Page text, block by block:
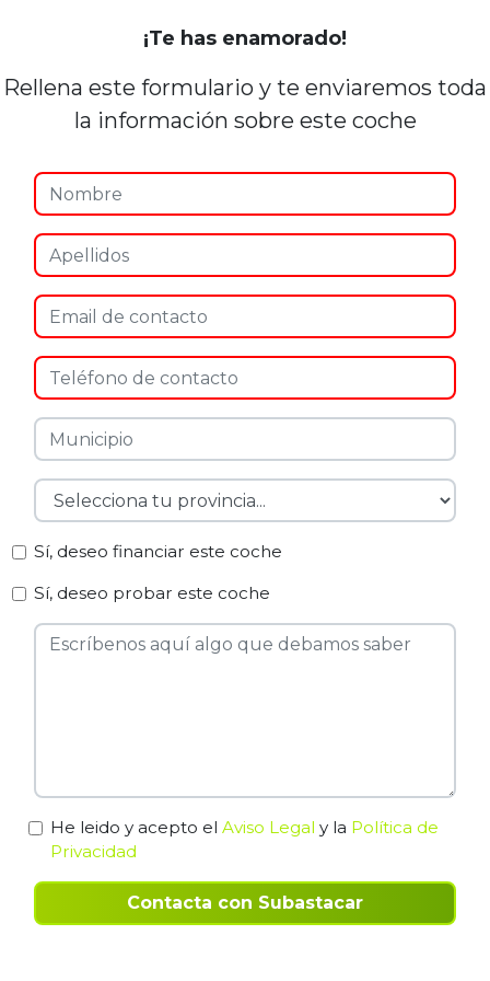
¡Te has enamorado!
Rellena este formulario y te enviaremos toda
la información sobre este coche
Sí, deseo financiar este coche
Sí, deseo probar este coche
He leido y acepto el Aviso Legal y la Política de
Privacidad
Contacta con Subastacar